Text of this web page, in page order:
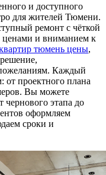
и доступного
для жителей Тюмени.
ремонт с чёткой
ценами и вниманием к
тюмень цены,
Каждый
от проектного плана
Вы можете
чернового этапа до
оформляем
сроки и